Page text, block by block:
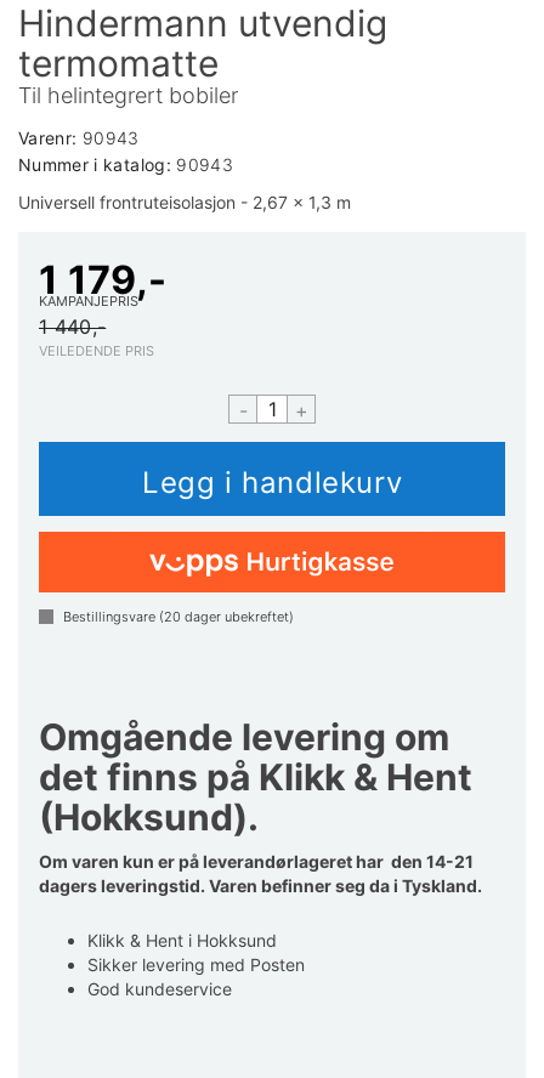
Hindermann utvendig
termomatte
Til helintegrert bobiler
Varenr: 90943
Nummer i katalog: 90943
Universell frontruteisolasjon - 2,67 x 1,3 m
1 179,-
KAMPANJEPRIS
1 440,-
VEILEDENDE PRIS
- +
Bestillingsvare (20 dager ubekreftet)
Omgående levering om
det finns på Klikk & Hent
(Hokksund).
Om varen kun er på leverandørlageret har den 14-21
dagers leveringstid. Varen befinner seg da i Tyskland.
Klikk & Hent i Hokksund
Sikker levering med Posten
God kundeservice